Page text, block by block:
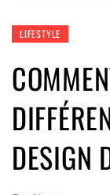
LIFESTYLE
DESIGN